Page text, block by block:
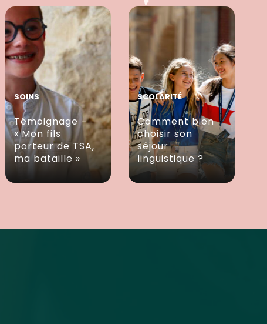
SOINS
Témoignage –
« Mon fils
porteur de TSA,
ma bataille »
SCOLARITÉ
Comment bien
choisir son
séjour
linguistique ?